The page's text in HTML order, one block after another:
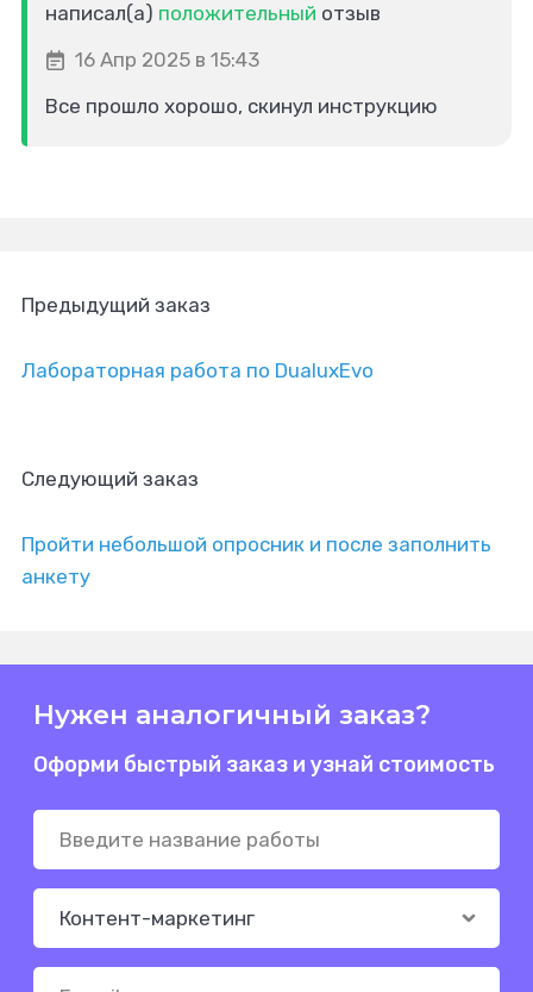
написал(а) положительный отзыв
16 Апр 2025 в 15:43
Все прошло хорошо, скинул инструкцию
Предыдущий заказ
Лабораторная работа по DualuxEvo
Следующий заказ
Пройти небольшой опросник и после заполнить
анкету
Нужен аналогичный заказ?
Оформи быстрый заказ и узнай стоимость